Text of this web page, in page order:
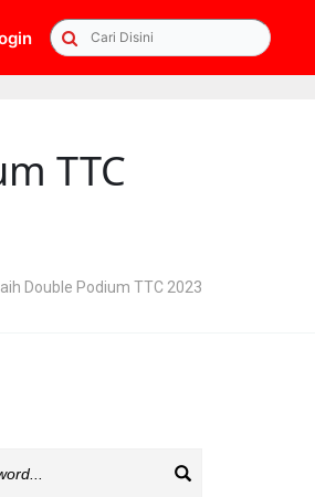
TTC
Double Podium TTC 2023